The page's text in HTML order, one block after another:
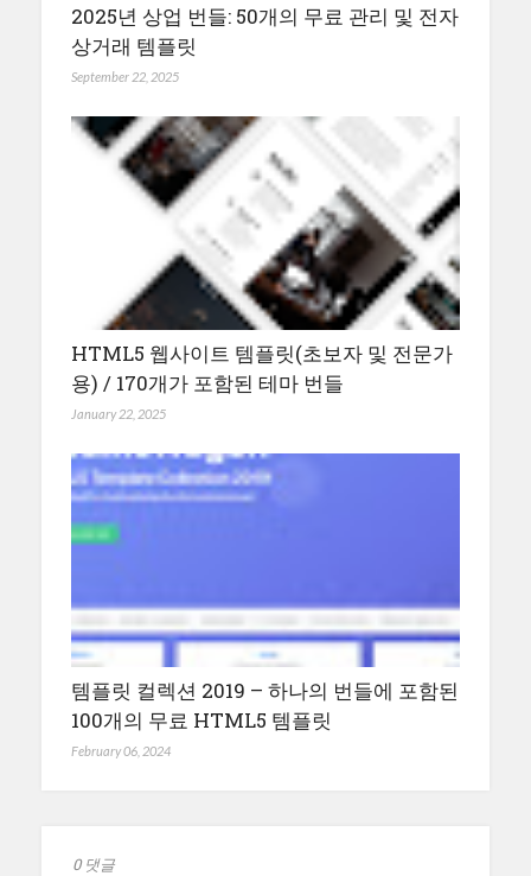
2025년 상업 번들: 50개의 무료 관리 및 전자
상거래 템플릿
September 22, 2025
HTML5 웹사이트 템플릿(초보자 및 전문가
용) / 170개가 포함된 테마 번들
January 22, 2025
템플릿 컬렉션 2019 – 하나의 번들에 포함된
100개의 무료 HTML5 템플릿
February 06, 2024
0 댓글